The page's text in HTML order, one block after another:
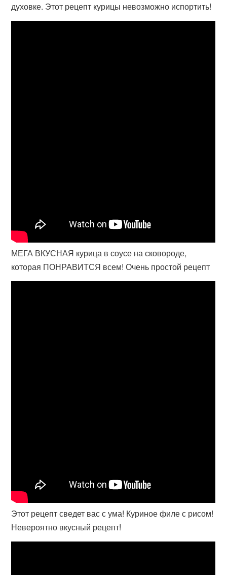
духовке. Этот рецепт курицы невозможно испортить!
МЕГА ВКУСНАЯ курица в соусе на сковороде,
которая ПОНРАВИТСЯ всем! Очень простой рецепт
Этот рецепт сведет вас с ума! Куриное филе с рисом!
Невероятно вкусный рецепт!